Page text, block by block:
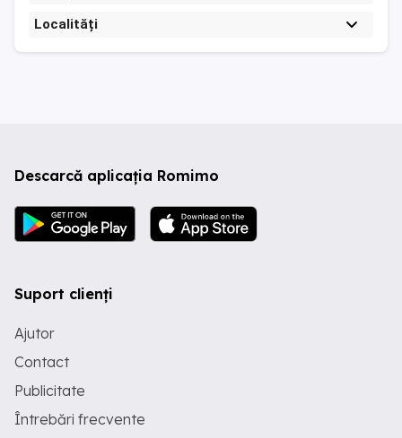
Localități
Descarcă aplicația Romimo
Suport clienți
Ajutor
Contact
Publicitate
Întrebări frecvente